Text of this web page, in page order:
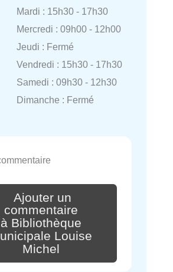
Mardi : 15h30 - 17h30
Mercredi : 09h00 - 12h00
Jeudi : Fermé
Vendredi : 15h30 - 17h30
Samedi : 09h30 - 12h30
Dimanche : Fermé
Ajouter un
commentaire
à Bibliothèque
Louise
Michel